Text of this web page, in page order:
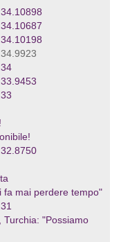
fa mai perdere tempo"
Turchia: "Possiamo